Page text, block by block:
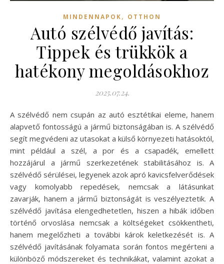
MINDENNAPOK, OTTHON
Autó szélvédő javítás:
Tippek és trükkök a
hatékony megoldásokhoz
2025.07.24.
A szélvédő nem csupán az autó esztétikai eleme, hanem
alapvető fontosságú a jármű biztonságában is. A szélvédő
segít megvédeni az utasokat a külső környezeti hatásoktól,
mint például a szél, a por és a csapadék, emellett
hozzájárul a jármű szerkezetének stabilitásához is. A
szélvédő sérülései, legyenek azok apró kavicsfelverődések
vagy komolyabb repedések, nemcsak a látásunkat
zavarják, hanem a jármű biztonságát is veszélyeztetik. A
szélvédő javítása elengedhetetlen, hiszen a hibák időben
történő orvoslása nemcsak a költségeket csökkentheti,
hanem megelőzheti a további károk keletkezését is. A
szélvédő javításának folyamata során fontos megérteni a
különböző módszereket és technikákat, valamint azokat a